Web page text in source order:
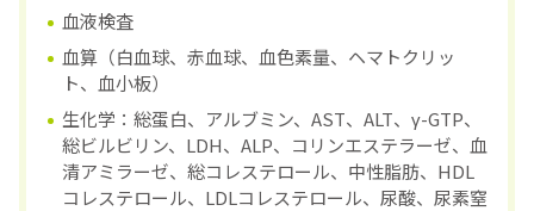
血液検査
血算（白血球、赤血球、血色素量、ヘマトクリッ
ト、血小板）
生化学：総蛋白、アルブミン、AST、ALT、γ-GTP、
総ビルビリン、LDH、ALP、コリンエステラーゼ、血
清アミラーゼ、総コレステロール、中性脂肪、HDL
コレステロール、LDLコレステロール、尿酸、尿素窒